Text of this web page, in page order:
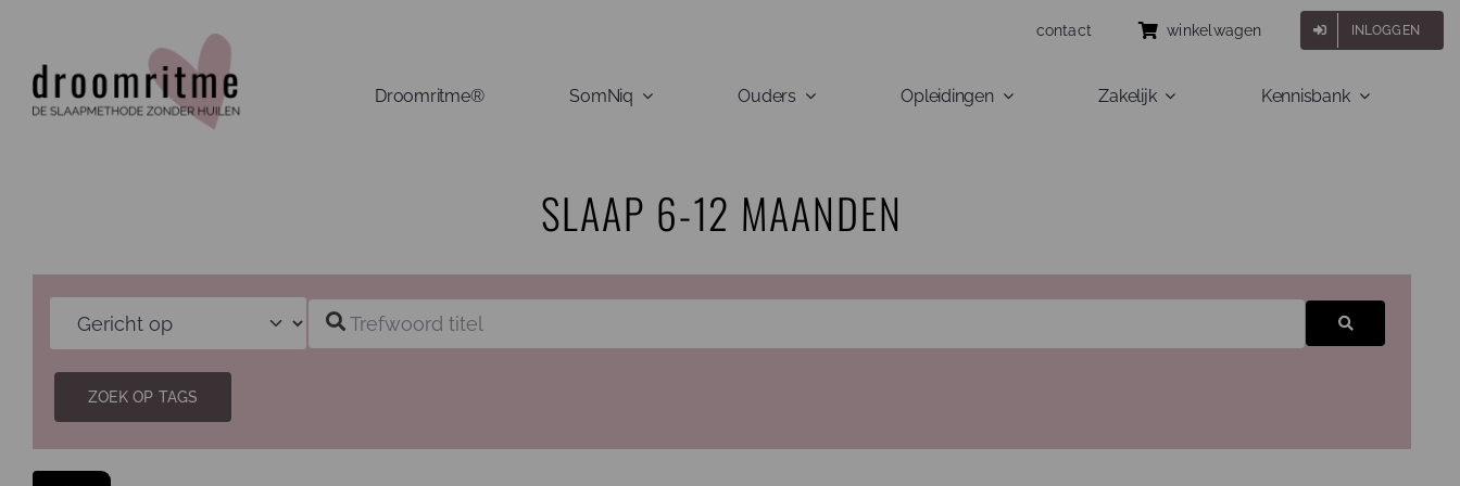
inhoud
contact winkelwagen INLOGGEN
Droomritme® SomNiq Ouders Opleidingen Zakelijk Kennisbank
SLAAP 6-12 MAANDEN
Gericht op Trefwoord titel
ZOEK OP TAGS